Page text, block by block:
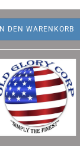
IN DEN WARENKORB